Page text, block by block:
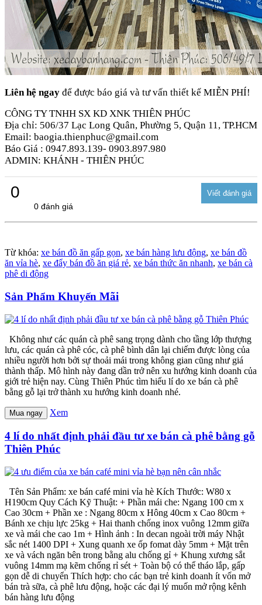
Liên hệ ngay để được báo giá và tư vấn thiết kế MIỄN PHÍ!
CÔNG TY TNHH SX KD XNK THIÊN PHÚC
Địa chỉ: 506/37 Lạc Long Quân, Phường 5, Quận 11, TP.HCM
Email: baogia.thienphuc@gmail.com
Báo Giá : 0947.893.139- 0903.897.980
ADMIN: KHÁNH - THIÊN PHÚC
0
0 đánh giá
Từ khóa: xe bán đồ ăn gấp gọn, xe bán hàng lưu động, xe bán đồ
ăn vỉa hè, xe đẩy bán đồ ăn giá rẻ, xe bán thức ăn nhanh, xe bán cà
phê di động
Sản Phẩm Khuyến Mãi
Không như các quán cà phê sang trọng dành cho tầng lớp thượng
lưu, các quán cà phê cóc, cà phê bình dân lại chiếm được lòng của
nhiều người hơn bởi sự thoải mái trong không gian cũng như giá
thành thấp. Mô hình này đang dần trở nên xu hướng kinh doanh của
giới trẻ hiện nay. Cùng Thiên Phúc tìm hiểu lí do xe bán cà phê
bằng gỗ lại trở thành xu hướng kinh doanh nhé.
Mua ngay Xem
4 lí do nhất định phải đầu tư xe bán cà phê bằng gỗ
Thiên Phúc
Tên Sản Phẩm: xe bán café mini vỉa hè Kích Thước: W80 x
H190cm Quy Cách Kỹ Thuật: + Phần mái che: Ngang 100 cm x
Cao 30cm + Phần xe : Ngang 80cm x Hông 40cm x Cao 80cm +
Bánh xe chịu lực 25kg + Hai thanh chống inox vuông 12mm giữa
xe và mái che cao 1m + Hình ảnh : In decan ngoài trời máy Nhật
sắc nét 1400 DPI + Xung quanh xe ốp fomat dày 5mm + Mặt trên
xe và vách ngăn bên trong bằng alu chống gỉ + Khung xương sắt
vuông 14mm mạ kẽm chống rỉ sét + Toàn bộ có thể tháo lắp, gấp
gọn dễ di chuyển Thích hợp: cho các bạn trẻ kinh doanh ít vốn mở
bán trà sữa, cà phê lưu động, hoặc các đại lý muốn mở rộng kênh
bán hàng lưu động